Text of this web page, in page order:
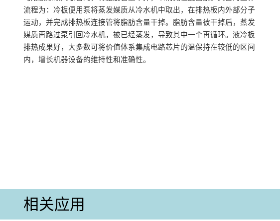
流程为：冷板便用泵将蒸发媒质从冷水机中取出，在排热板内外部分子
运动，并完成排热板连接管将脂肪含量干掉。脂肪含量被干掉后，蒸发
媒质再路过泵引回冷水机，被已经蒸发，导致其中一个再循环。液冷板
排热成果好，大多数可将价值体系集成电路芯片的温保持在较低的区间
内，增长机器设备的维持性和准确性。
相关应用